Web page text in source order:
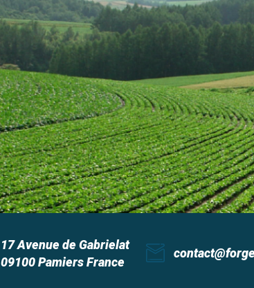
17 Avenue de Gabrielat
09100 Pamiers France